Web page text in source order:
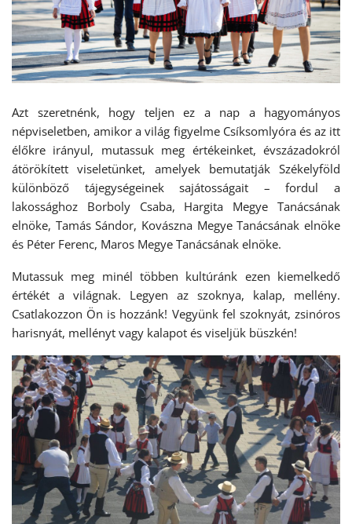
Azt szeretnénk, hogy teljen ez a nap a hagyományos
népviseletben, amikor a világ figyelme Csíksomlyóra és az itt
élőkre irányul, mutassuk meg értékeinket, évszázadokról
átörökített viseletünket, amelyek bemutatják Székelyföld
különböző tájegységeinek sajátosságait – fordul a
lakossághoz Borboly Csaba, Hargita Megye Tanácsának
elnöke, Tamás Sándor, Kovászna Megye Tanácsának elnöke
és Péter Ferenc, Maros Megye Tanácsának elnöke.
Mutassuk meg minél többen kultúránk ezen kiemelkedő
értékét a világnak. Legyen az szoknya, kalap, mellény.
Csatlakozzon Ön is hozzánk! Vegyünk fel szoknyát, zsinóros
harisnyát, mellényt vagy kalapot és viseljük büszkén!